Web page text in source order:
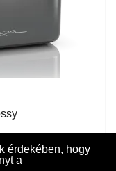
érdekében, hogy
a